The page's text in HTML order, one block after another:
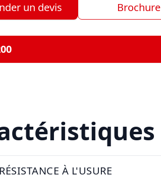
un devis Brochure
À L'USURE